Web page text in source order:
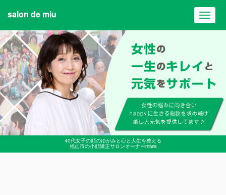
40代女子の顔のゆがみと心と人生を整える
福山市の小顔矯正サロンオーナーmiwa
salon de miu